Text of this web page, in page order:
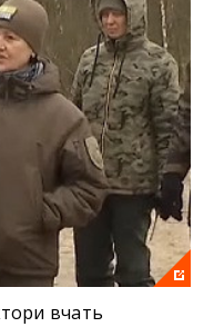
вчать